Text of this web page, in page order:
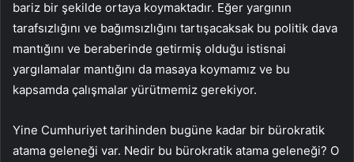
bariz bir şekilde ortaya koymaktadır. Eğer yargının
tarafsızlığını ve bağımsızlığını tartışacaksak bu politik dava
mantığını ve beraberinde getirmiş olduğu istisnai
yargılamalar mantığını da masaya koymamız ve bu
kapsamda çalışmalar yürütmemiz gerekiyor.
Yine Cumhuriyet tarihinden bugüne kadar bir bürokratik
atama geleneği var. Nedir bu bürokratik atama geleneği? O